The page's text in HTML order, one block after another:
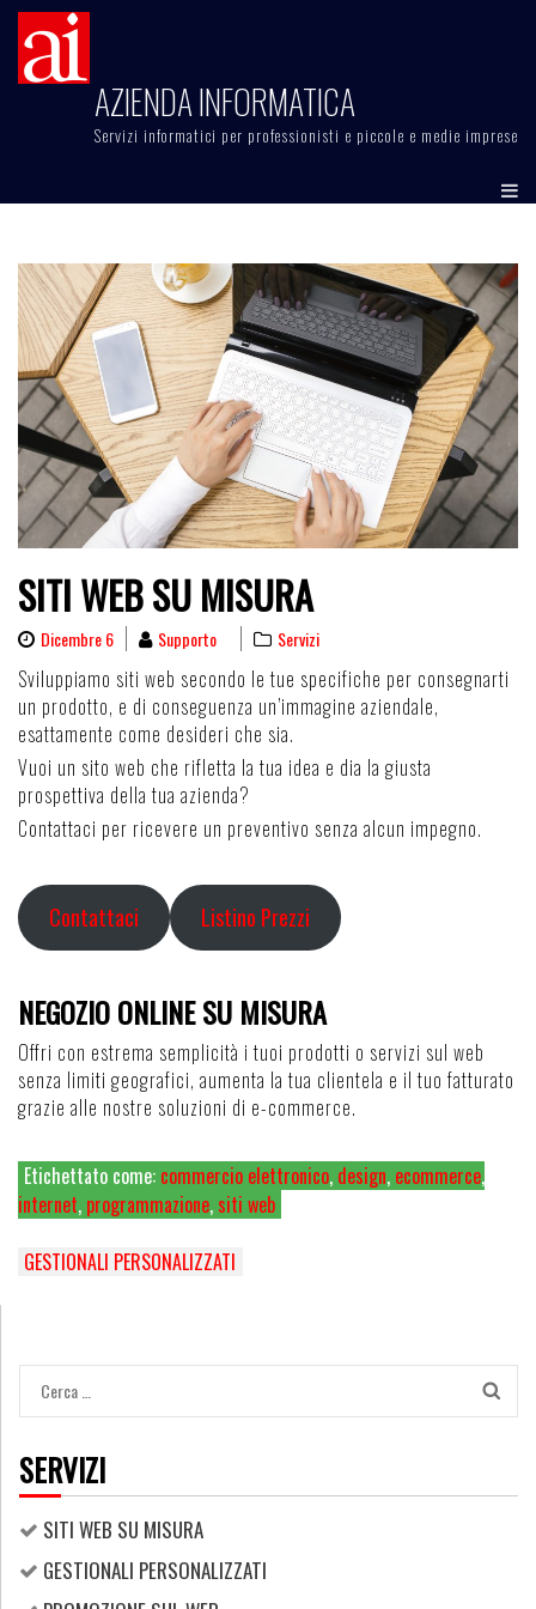
Skip
content
AZIENDA INFORMATICA
Servizi informatici per professionisti e piccole e medie imprese
SITI WEB SU MISURA
Dicembre 6 Supporto Servizi
Sviluppiamo siti web secondo le tue specifiche per consegnarti
un prodotto, e di conseguenza un’immagine aziendale,
esattamente come desideri che sia.
Vuoi un sito web che rifletta la tua idea e dia la giusta
prospettiva della tua azienda?
Contattaci per ricevere un preventivo senza alcun impegno.
Contattaci Listino Prezzi
NEGOZIO ONLINE SU MISURA
Offri con estrema semplicità i tuoi prodotti o servizi sul web
senza limiti geografici, aumenta la tua clientela e il tuo fatturato
grazie alle nostre soluzioni di e-commerce.
Etichettato come: commercio elettronico, design, ecommerce,
internet, programmazione, siti web
Navigazione
GESTIONALI PERSONALIZZATI
Ricerca
per:
SERVIZI
SITI WEB SU MISURA
GESTIONALI PERSONALIZZATI